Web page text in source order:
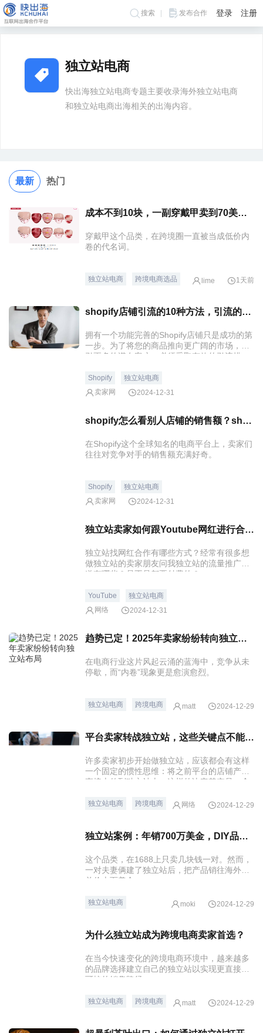
搜索 发布合作 登录 注册
首页 >标签>
独立站电商
快出海独立站电商专题主要收录海外独立站电商
和独立站电商出海相关的出海内容。
最新 热门
成本不到10块，一副穿戴甲卖到70美金，这个独立站年入3000万
穿戴甲这个品类，在跨境圈一直被当成低价内
卷的代名词。
独立站电商 跨境电商选品 lime 1天前
shopify店铺引流的10种方法，引流的时候注意什么？
拥有一个功能完善的Shopify店铺只是成功的第
一步。为了将您的商品推向更广阔的市场，吸
引更多的潜在客户，必须采取有效的引流措
法。
Shopify
独立站电商
卖家网
2024-12-31
shopify怎么看别人店铺的销售额？shopify如何开店？
在Shopify这个全球知名的电商平台上，卖家们
往往对竞争对手的销售额充满好奇。
Shopify
独立站电商
卖家网
2024-12-31
独立站卖家如何跟Youtube网红进行合作？
独立站找网红合作有哪些方式？经常有很多想
做独立站的卖家朋友问我独立站的流量推广渠
道有哪些？是不是都要付费的？
YouTube
独立站电商
网络
2024-12-31
趋势已定！2025年卖家纷纷转向独立站布局
在电商行业这片风起云涌的蓝海中，竞争从未
停歇，而“内卷”现象更是愈演愈烈。
独立站电商 跨境电商 matt 2024-12-29
平台卖家转战独立站，这些关键点不能忽视！
许多卖家初步开始做独立站，应该都会有这样
一个固定的惯性思维：将之前平台的店铺产品
直接上传到独立站上，这样的决定其实是一个
平台属于爆款思维，一个爆款就足以为卖家带
独立站电商 跨境电商 网络 2024-12-29
独立站案例：年销700万美金，DIY品类跨境为何如此火爆？
这个品类，在1688上只卖几块钱一对。然而，
一对夫妻俩建了独立站后，把产品销往海外，
单价上百美金。
独立站电商 moki 2024-12-29
为什么独立站成为跨境电商卖家首选？
在当今快速变化的跨境电商环境中，越来越多
的品牌选择建立自己的独立站以实现更直接和
可控的销售路径。
独立站电商 跨境电商 matt 2024-12-29